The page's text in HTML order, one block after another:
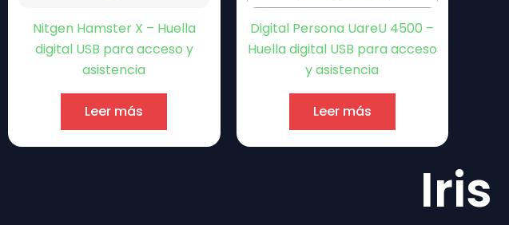
Nitgen Hamster X – Huella
digital USB para acceso y
asistencia
Leer más
Digital Persona UareU 4500 –
Huella digital USB para acceso
y asistencia
Leer más
Iris